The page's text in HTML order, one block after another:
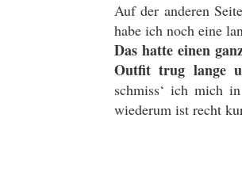
Auf der anderen
habe ich noch eine
Das hatte einen
Outfit trug lange
schmiss‘ ich mich
wiederum ist recht